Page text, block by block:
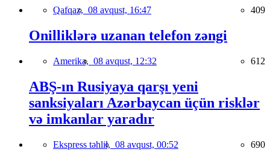
Qafqaz, 08 avqust, 16:47 409
Onilliklərə uzanan telefon zəngi
Amerika, 08 avqust, 12:32 612
ABŞ-ın Rusiyaya qarşı yeni
sanksiyaları Azərbaycan üçün risklər
və imkanlar yaradır
Ekspress təhlil, 08 avqust, 00:52 690